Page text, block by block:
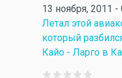
13 ноября, 2011 -
Летал этой
который
Кайо - Ларго в